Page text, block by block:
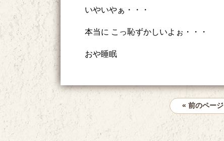
いやいやぁ・・・
本当に こっ恥ずかしいよぉ・・・
おや睡眠
« 前のページ